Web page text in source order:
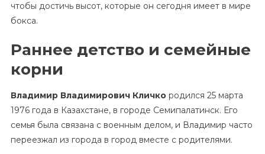
чтобы достичь высот, которые он сегодня имеет в мире
бокса.
Раннее детство и семейные
корни
Владимир Владимирович Кличкородился 25 марта
1976 года в Казахстане, в городе Семипалатинск. Его
семья была связана с военным делом, и Владимир часто
переезжал из города в город вместе с родителями.